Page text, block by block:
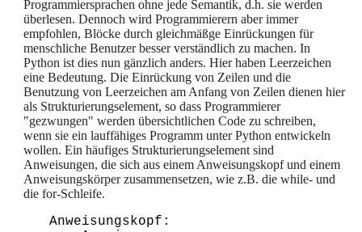
Programmiersprachen ohne jede Semantik, d.h. sie werden
überlesen. Dennoch wird Programmierern aber immer
empfohlen, Blöcke durch gleichmäßge Einrückungen für
menschliche Benutzer besser verständlich zu machen. In
Python ist dies nun gänzlich anders. Hier haben Leerzeichen
eine Bedeutung. Die Einrückung von Zeilen und die
Benutzung von Leerzeichen am Anfang von Zeilen dienen hier
als Strukturierungselement, so dass Programmierer
"gezwungen" werden übersichtlichen Code zu schreiben,
wenn sie ein lauffähiges Programm unter Python entwickeln
wollen. Ein häufiges Strukturierungselement sind
Anweisungen, die sich aus einem Anweisungskopf und einem
Anweisungskörper zusammensetzen, wie z.B. die while- und
die for-Schleife.
Anweisungskopf: